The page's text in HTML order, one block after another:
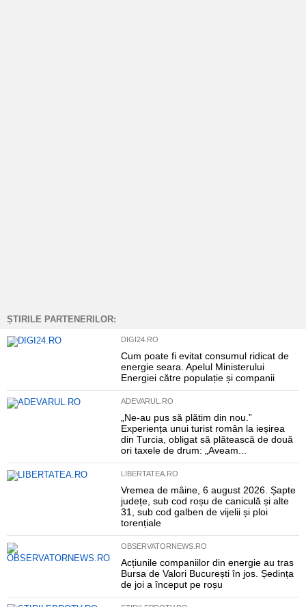
ȘTIRILE PARTENERILOR:
DIGI24.RO
Cum poate fi evitat consumul ridicat de
energie seara. Apelul Ministerului
Energiei către populație și companii
ADEVARUL.RO
„Ne-au pus să plătim din nou.”
Experiența unui turist român la ieșirea
din Turcia, obligat să plătească de două
ori taxele de drum: „Aveam...
LIBERTATEA.RO
Vremea de mâine, 6 august 2026. Șapte
județe, sub cod roșu de caniculă și alte
31, sub cod galben de vijelii și ploi
torențiale
OBSERVATORNEWS.RO
Acțiunile companiilor din energie au tras
Bursa de Valori București în jos. Ședința
de joi a început pe roșu